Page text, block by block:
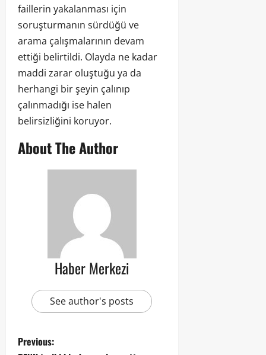
faillerin yakalanması için
soruşturmanın sürdüğü ve
arama çalışmalarının devam
ettiği belirtildi. Olayda ne kadar
maddi zarar oluştuğu ya da
herhangi bir şeyin çalınıp
çalınmadığı ise halen
belirsizliğini koruyor.
About The Author
Haber Merkezi
See author's posts
Previous: